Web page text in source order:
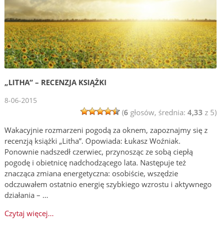
„LITHA” – RECENZJA KSIĄŻKI
8-06-2015
(6 głosów, średnia: 4,33 z 5)
Wakacyjnie rozmarzeni pogodą za oknem, zapoznajmy się z
recenzją książki „Litha”. Opowiada: Łukasz Woźniak.
Ponownie nadszedł czerwiec, przynosząc ze sobą ciepłą
pogodę i obietnicę nadchodzącego lata. Następuje też
znacząca zmiana energetyczna: osobiście, wszędzie
odczuwałem ostatnio energię szybkiego wzrostu i aktywnego
działania – …
Czytaj więcej...